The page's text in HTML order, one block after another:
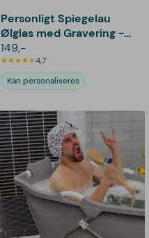
Personligt Spiegelau
Ølglas med Gravering -
Bogstav & Navn
149,-
4,7
Kan personaliseres